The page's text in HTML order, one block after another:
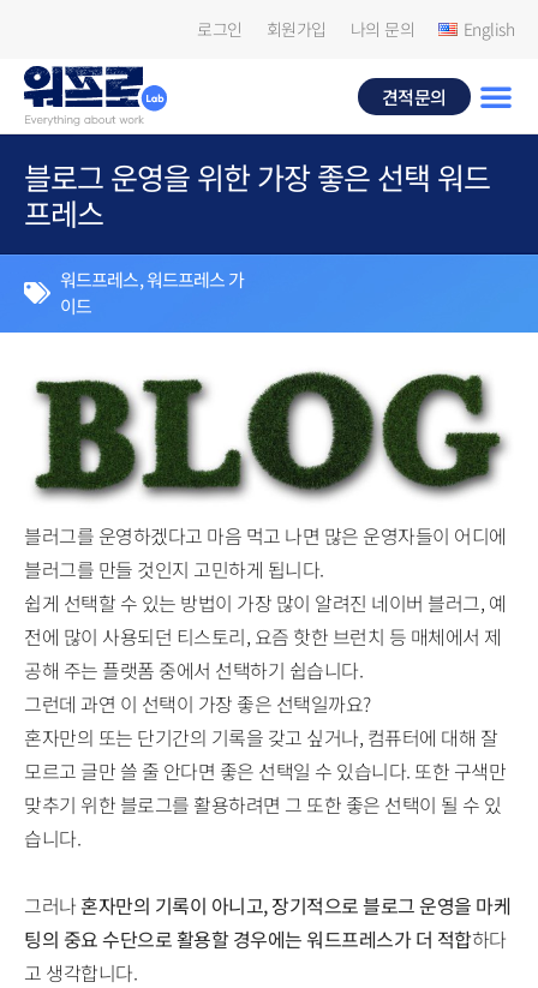
로그인 회원가입 나의 문의 English
견적문의
블로그 운영을 위한 가장 좋은 선택 워드
프레스
워드프레스,워드프레스 가
이드
블러그를 운영하겠다고 마음 먹고 나면 많은 운영자들이 어디에
블러그를 만들 것인지 고민하게 됩니다.
쉽게 선택할 수 있는 방법이 가장 많이 알려진 네이버 블러그, 예
전에 많이 사용되던 티스토리, 요즘 핫한 브런치 등 매체에서 제
공해 주는 플랫폼 중에서 선택하기 쉽습니다.
그런데 과연 이 선택이 가장 좋은 선택일까요?
혼자만의 또는 단기간의 기록을 갖고 싶거나, 컴퓨터에 대해 잘
모르고 글만 쓸 줄 안다면 좋은 선택일 수 있습니다. 또한 구색만
맞추기 위한 블로그를 활용하려면 그 또한 좋은 선택이 될 수 있
습니다.
그러나혼자만의 기록이 아니고, 장기적으로 블로그 운영을 마케
팅의 중요 수단으로 활용할 경우에는 워드프레스가 더 적합하다
고 생각합니다.